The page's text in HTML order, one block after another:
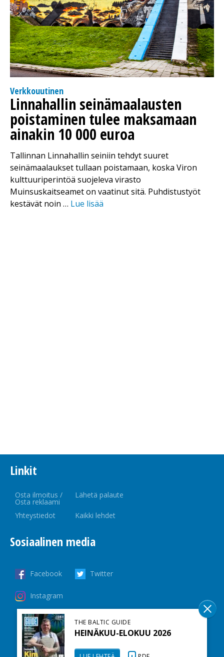
Verkkouutinen
Linnahallin seinämaalausten
poistaminen tulee maksamaan
ainakin 10 000 euroa
Tallinnan Linnahallin seiniin tehdyt suuret
seinämaalaukset tullaan poistamaan, koska Viron
kulttuuriperintöä suojeleva virasto
Muinsuskaitseamet on vaatinut sitä. Puhdistustyöt
kestävät noin … Lue lisää
THE BALTIC GUIDE
HEINÄKUU-ELOKUU 2026
Linkit
Osta ilmoitus /
Osta reklaami
Lähetä palaute
Yhteystiedot Kaikki lehdet
Sosiaalinen media
Facebook Twitter
Instagram